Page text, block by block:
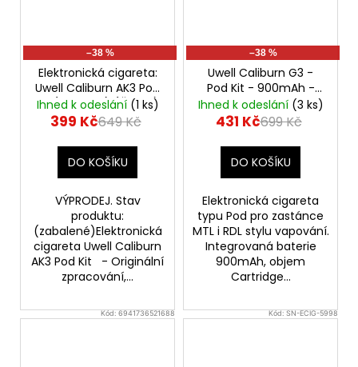
–38 %
Elektronická cigareta:
Uwell Caliburn AK3 Pod
Kit (520mAh) (Černá)
- VÝPRODEJ.
Ihned k odeslání (1 ks)
399 Kč649 Kč
DO KOŠÍKU
VÝPRODEJ. Stav
produktu:
(zabalené)Elektronická
cigareta Uwell Caliburn
AK3 Pod Kit - Originální
zpracování,...
–38 %
Uwell Caliburn G3 -
Pod Kit - 900mAh -
Silver
Ihned k odeslání (3 ks)
431 Kč699 Kč
DO KOŠÍKU
Elektronická cigareta
typu Pod pro zastánce
MTL i RDL stylu vapování.
Integrovaná baterie
900mAh, objem
Cartridge...
Kód: 6941736521688 Kód: SN-ECIG-5998